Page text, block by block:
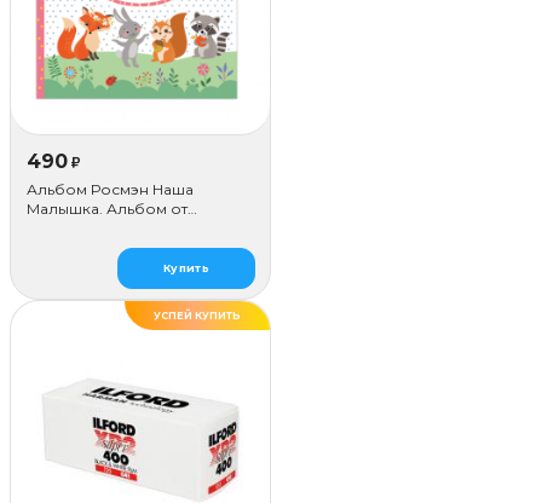
490 ₽
Альбом Росмэн Наша
Малышка. Альбом от
Купить
УСПЕЙ КУПИТЬ